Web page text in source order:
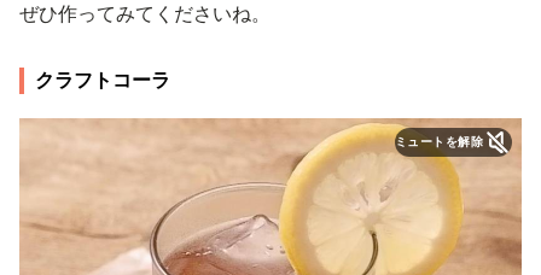
ぜひ作ってみてくださいね。
クラフトコーラ
ミュートを解除